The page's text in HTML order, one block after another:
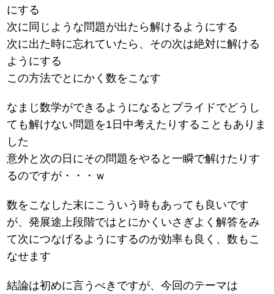
にする
次に同じような問題が出たら解けるようにする
次に出た時に忘れていたら、その次は絶対に解ける
ようにする
この方法でとにかく数をこなす
なまじ数学ができるようになるとプライドでどうし
ても解けない問題を1日中考えたりすることもありま
した
意外と次の日にその問題をやると一瞬で解けたりす
るのですが・・・ｗ
数をこなした末にこういう時もあっても良いです
が、発展途上段階ではとにかくいさぎよく解答をみ
て次につなげるようにするのが効率も良く、数もこ
なせます
結論は初めに言うべきですが、今回のテーマは